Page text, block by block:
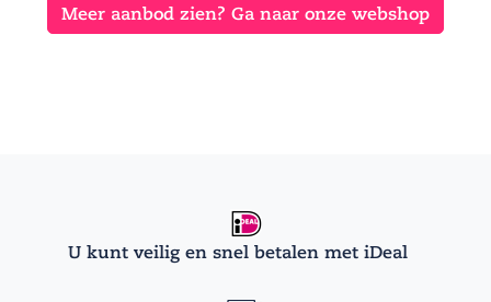
Meer aanbod zien? Ga naar onze webshop
U kunt veilig en snel betalen met iDeal